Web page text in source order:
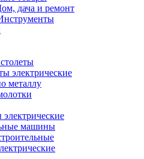
дача и ремонт
электрические
металлу
машины